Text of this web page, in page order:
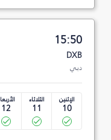
15:50
DXB
دبي
الإثنين
10
الثلاثاء
11
12